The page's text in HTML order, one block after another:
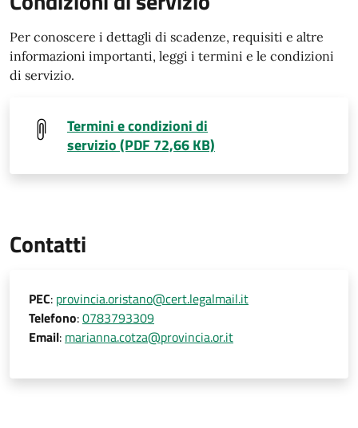
Per conoscere i dettagli di scadenze, requisiti e altre
informazioni importanti, leggi i termini e le condizioni
di servizio.
Termini e condizioni di
servizio (PDF 72,66 KB)
Contatti
PEC: provincia.oristano@cert.legalmail.it
Telefono:0783793309
Email: marianna.cotza@provincia.or.it